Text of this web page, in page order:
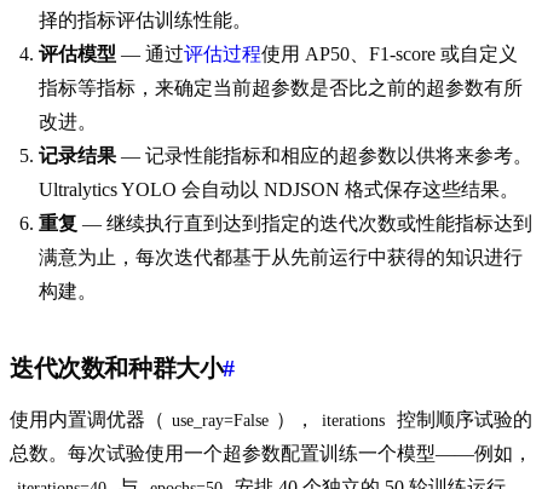
择的指标评估训练性能。
评估模型 — 通过评估过程使用 AP50、F1-score 或自定义
指标等指标，来确定当前超参数是否比之前的超参数有所
改进。
记录结果 — 记录性能指标和相应的超参数以供将来参考。
Ultralytics YOLO 会自动以 NDJSON 格式保存这些结果。
重复 — 继续执行直到达到指定的迭代次数或性能指标达到
满意为止，每次迭代都基于从先前运行中获得的知识进行
构建。
迭代次数和种群大小#
使用内置调优器（ use_ray=False ）， iterations
控制顺序试验的
总数。每次试验使用一个超参数配置训练一个模型——例如，